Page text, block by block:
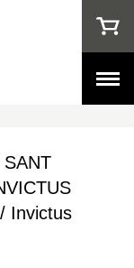
SANT
Invictus